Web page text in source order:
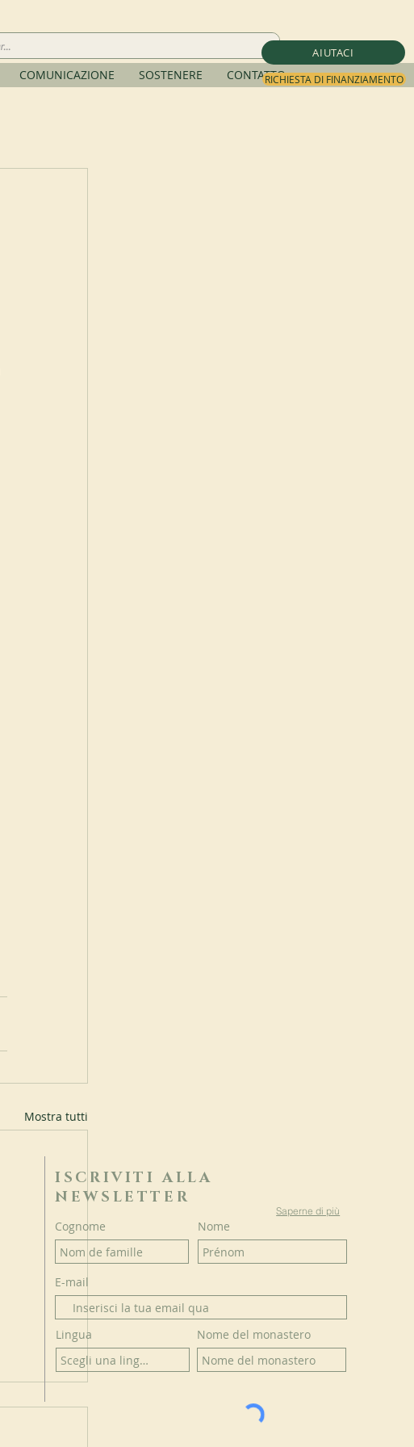
AIUTACI
RICHIESTA DI FINANZIAMENTO
COMUNICAZIONE SOSTENERE CONTATTO
Mostra tutti
ISCRIVITI ALLA
NEWSLETTER
Saperne di più
Cognome Nome
E-mail
Lingua Nome del monastero